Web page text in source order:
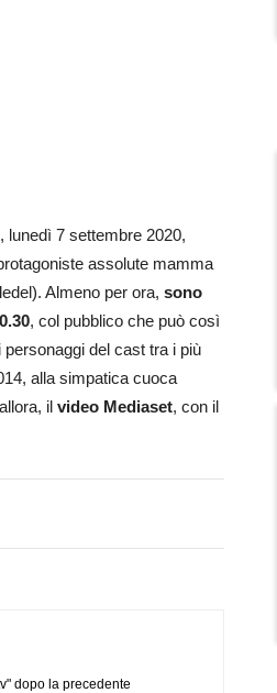
lunedì 7 settembre 2020,
assolute mamma
Almeno per ora, sono
, col pubblico che può così
del cast tra i più
alla simpatica cuoca
il video Mediaset, con il
dopo la precedente